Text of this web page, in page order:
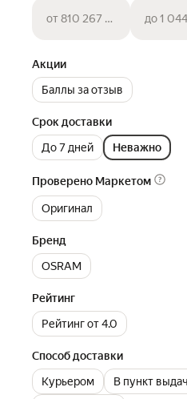
от 810 267 сум до 1
Акции
Баллы за отзыв
Срок доставки
До 7 дней
Неважно
Проверено Маркетом
Оригинал
Бренд
OSRAM
Рейтинг
Рейтинг от 4.0
Способ доставки
Курьером
В пункт